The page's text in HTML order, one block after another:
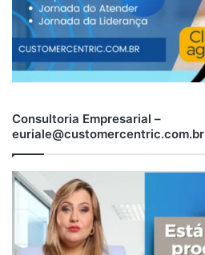
Consultoria Empresarial –
euriale@customercentric.com.br